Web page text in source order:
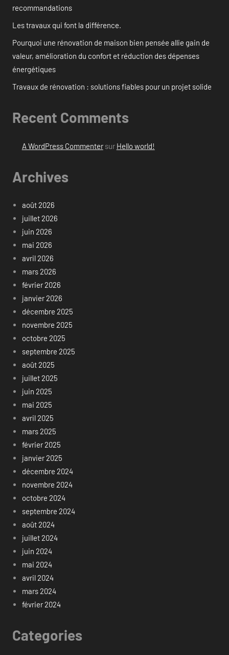
recommandations
Les travaux qui font la différence.
Pourquoi une rénovation de maison bien pensée allie gain de
valeur, amélioration du confort et réduction des dépenses
énergétiques
Travaux de rénovation : solutions fiables pour un projet solide
Recent Comments
A WordPress Commentersur Hello world!
Archives
août 2026
juillet 2026
juin 2026
mai 2026
avril 2026
mars 2026
février 2026
janvier 2026
décembre 2025
novembre 2025
octobre 2025
septembre 2025
août 2025
juillet 2025
juin 2025
mai 2025
avril 2025
mars 2025
février 2025
janvier 2025
décembre 2024
novembre 2024
octobre 2024
septembre 2024
août 2024
juillet 2024
juin 2024
mai 2024
avril 2024
mars 2024
février 2024
Categories